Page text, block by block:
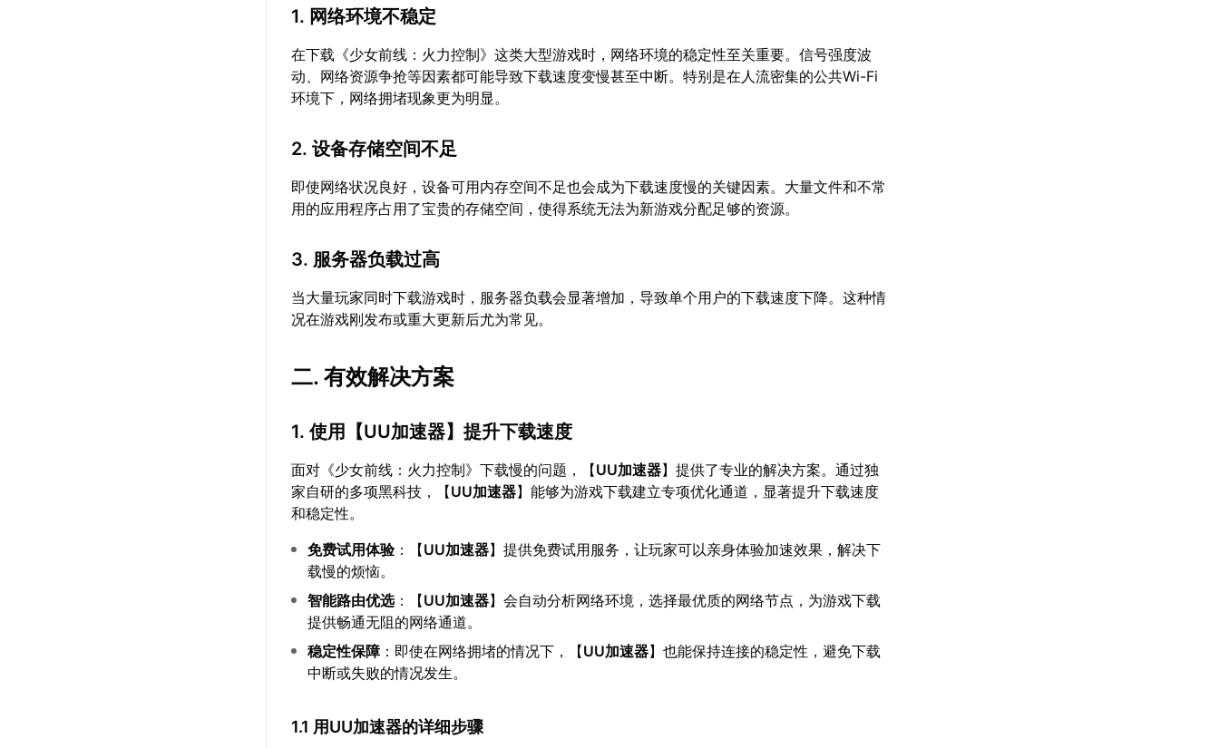
1. 网络环境不稳定
在下载《少女前线：火力控制》这类大型游戏时，网络环境的稳定性至关重要。信号强度波
动、网络资源争抢等因素都可能导致下载速度变慢甚至中断。特别是在人流密集的公共Wi-Fi
环境下，网络拥堵现象更为明显。
2. 设备存储空间不足
即使网络状况良好，设备可用内存空间不足也会成为下载速度慢的关键因素。大量文件和不常
用的应用程序占用了宝贵的存储空间，使得系统无法为新游戏分配足够的资源。
3. 服务器负载过高
当大量玩家同时下载游戏时，服务器负载会显著增加，导致单个用户的下载速度下降。这种情
况在游戏刚发布或重大更新后尤为常见。
二. 有效解决方案
1. 使用【UU加速器】提升下载速度
面对《少女前线：火力控制》下载慢的问题，【UU加速器】提供了专业的解决方案。通过独
家自研的多项黑科技，【UU加速器】能够为游戏下载建立专项优化通道，显著提升下载速度
和稳定性。
免费试用体验：【UU加速器】提供免费试用服务，让玩家可以亲身体验加速效果，解决下
载慢的烦恼。
智能路由优选：【UU加速器】会自动分析网络环境，选择最优质的网络节点，为游戏下载
提供畅通无阻的网络通道。
稳定性保障：即使在网络拥堵的情况下，【UU加速器】也能保持连接的稳定性，避免下载
中断或失败的情况发生。
1.1 用UU加速器的详细步骤